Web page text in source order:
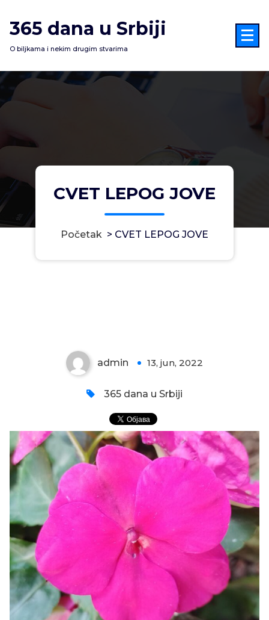
na
sadržaj
365 dana u Srbiji
O biljkama i nekim drugim stvarima
CVET LEPOG JOVE
Početak > CVET LEPOG JOVE
admin 13, jun, 2022
365 dana u Srbiji